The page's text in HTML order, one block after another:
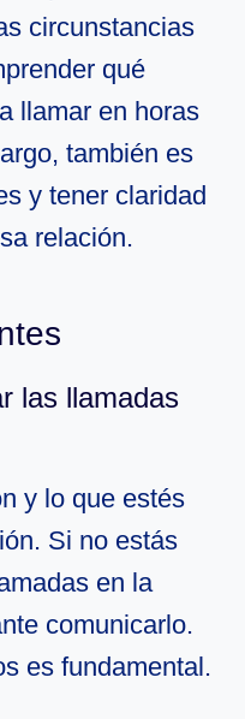
circunstancias
qué
llamar en horas
también es
y tener claridad
relación.
las llamadas
y lo que estés
Si no estás
en la
comunicarlo.
es fundamental.